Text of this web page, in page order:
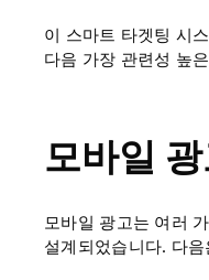
이 스마트 타겟팅 시
다음 가장 관련성 높
모바일
모바일 광고는 여러
설계되었습니다. 다